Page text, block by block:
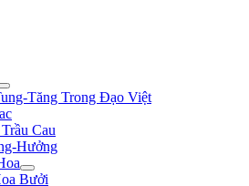
Tăng Trong Đạo Việt
Cau
Hưởng
Bưởi